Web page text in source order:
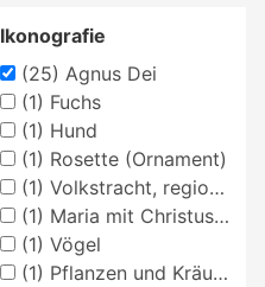
Ikonografie
(25) Agnus Dei
(1) Fuchs
(1) Hund
(1) Rosette (Ornament)
(1) Volkstracht, regionale Tracht
(1) Maria mit Christuskind (Madonna)
(1) Vögel
(1) Pflanzen und Kräuter